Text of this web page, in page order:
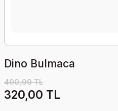
Dino Bulmaca
400,00 TL
320,00 TL